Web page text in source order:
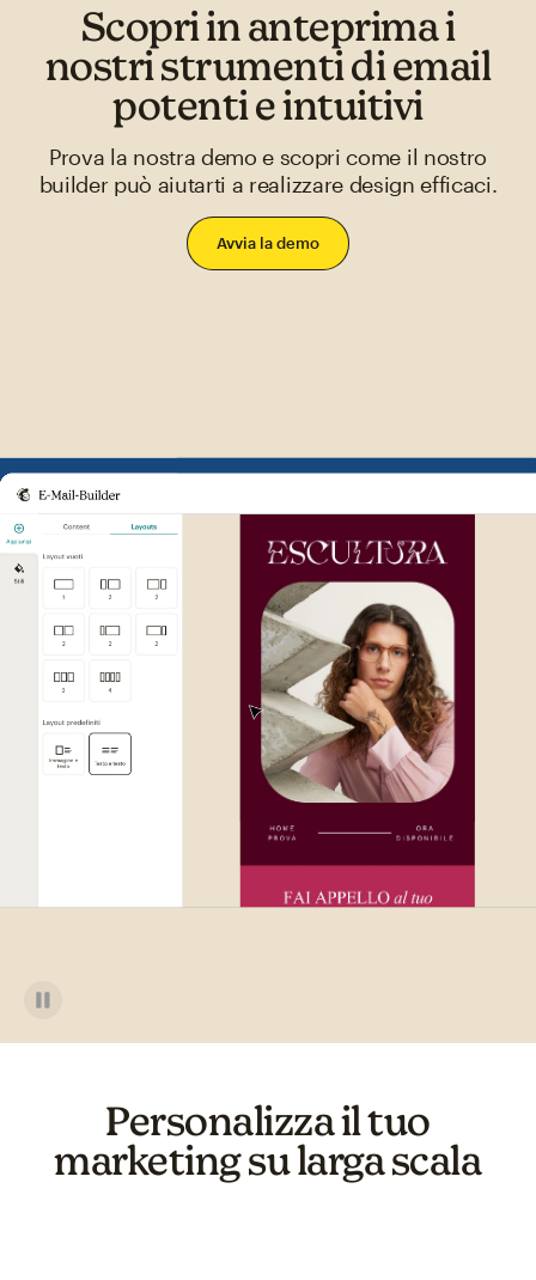
Scopri in anteprima i
nostri strumenti di email
potenti e intuitivi
Prova la nostra demo e scopri come il nostro
builder può aiutarti a realizzare design efficaci.
Avvia la demo
Esempio di interfaccia
Personalizza il tuo
marketing su larga scala